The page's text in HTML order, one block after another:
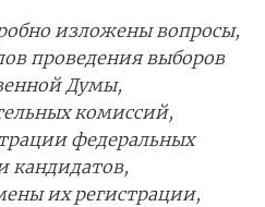
изложены вопросы,
проведения выборов
Думы,
комиссий,
федеральных
кандидатов,
их регистрации,